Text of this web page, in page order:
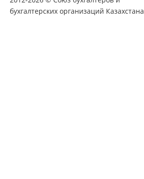
бухгалтерских организаций Казахстана